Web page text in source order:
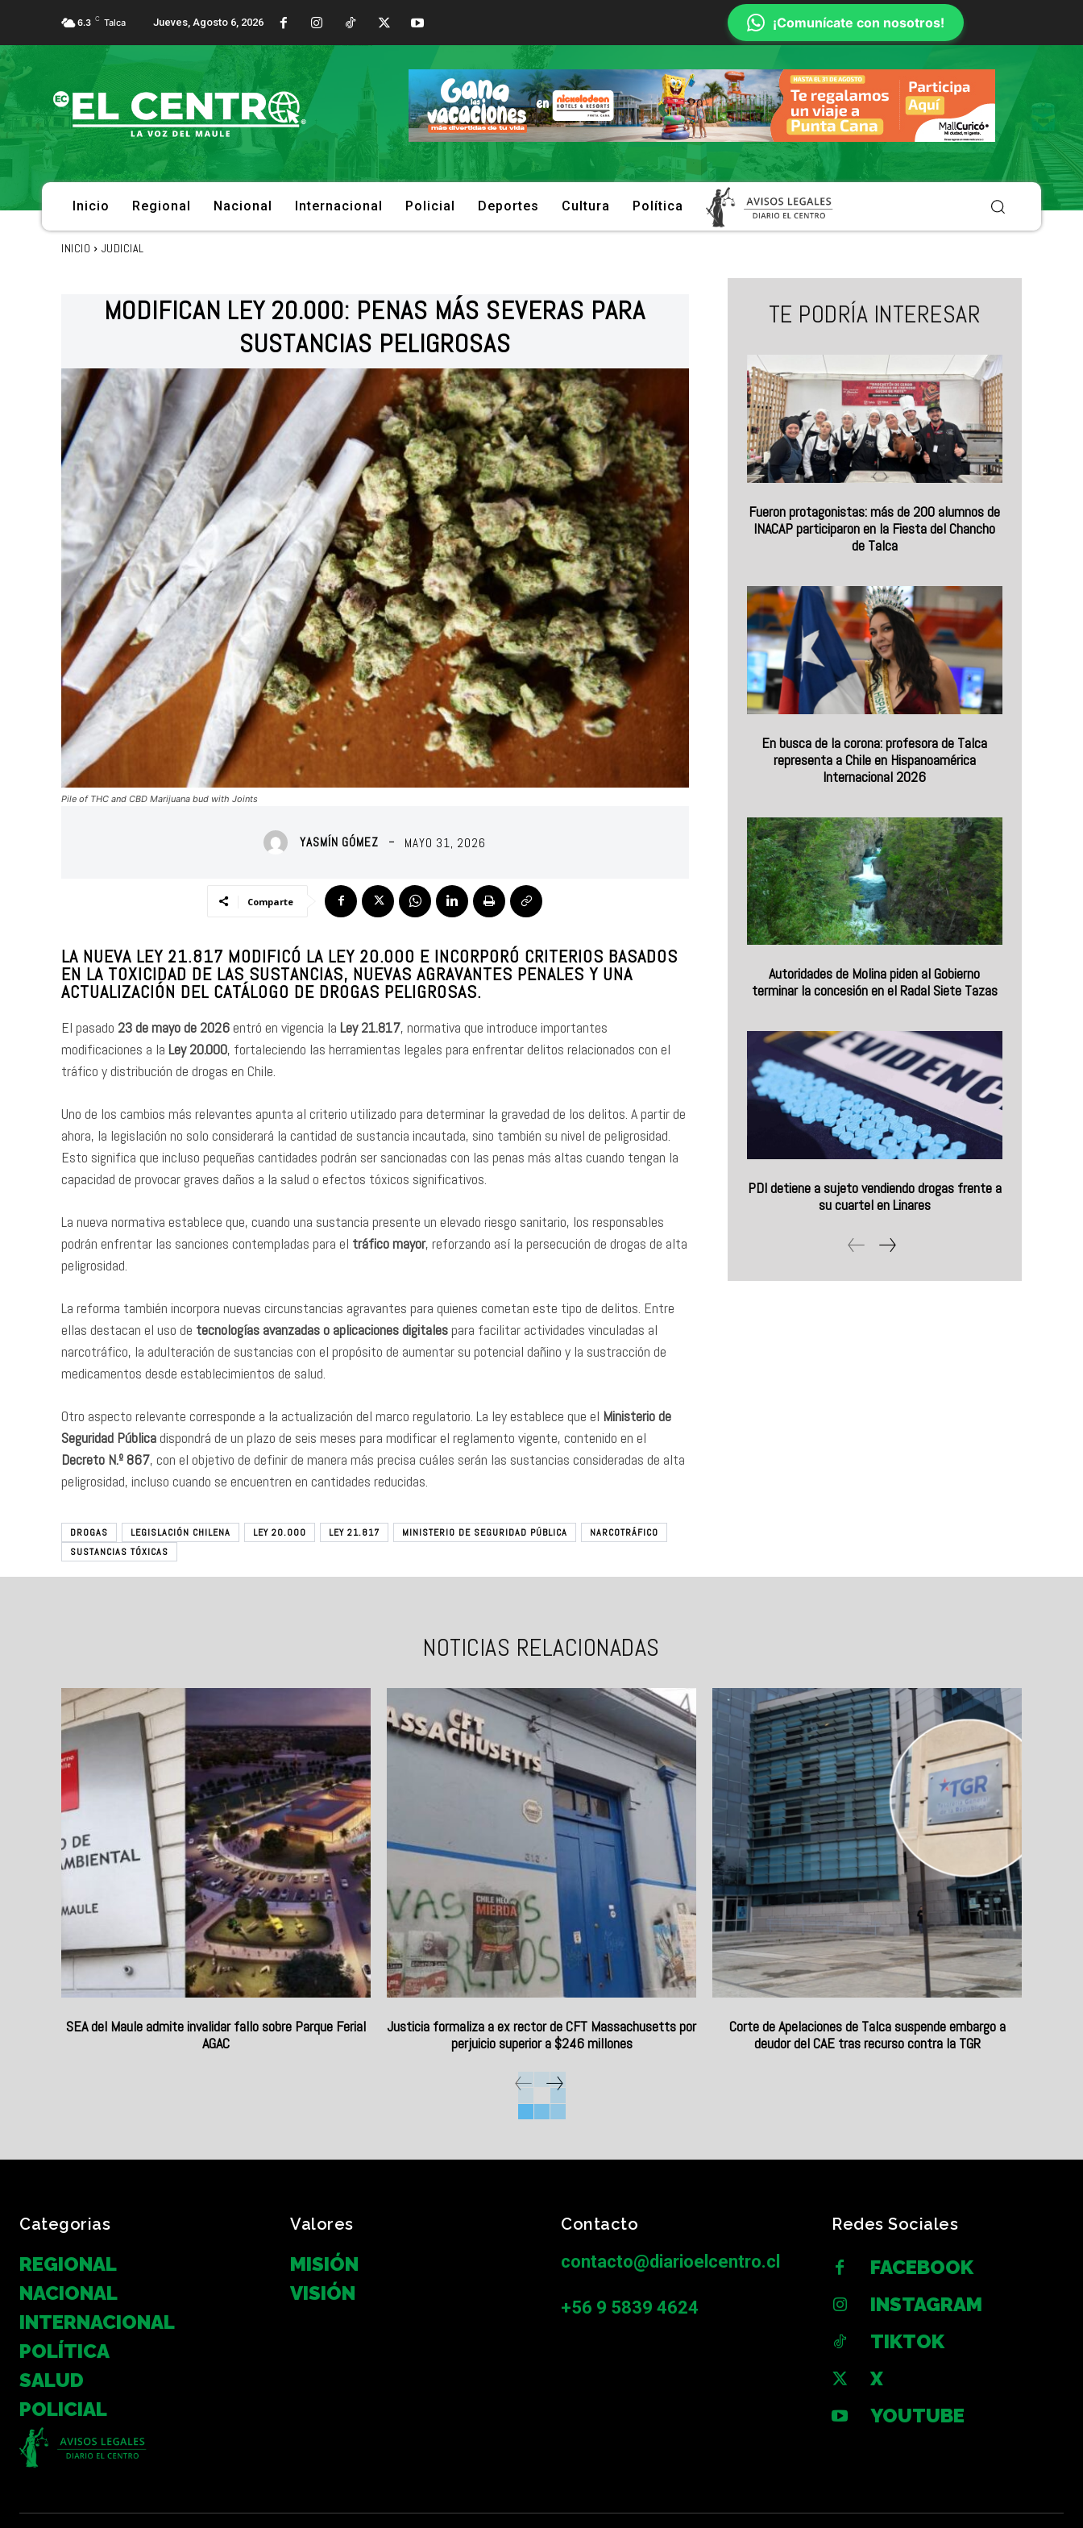
6.3 C Talca Jueves, Agosto 6, 2026 ¡Comunícate con nosotros!
Inicio Regional Nacional Internacional Policial Deportes Cultura Política
INICIO JUDICIAL
MODIFICAN LEY 20.000: PENAS MÁS SEVERAS PARA
SUSTANCIAS PELIGROSAS
Pile of THC and CBD Marijuana bud with Joints
YASMÍN GÓMEZ MAYO 31, 2026
Comparte
LA NUEVA LEY 21.817 MODIFICÓ LA LEY 20.000 E INCORPORÓ CRITERIOS BASADOS
EN LA TOXICIDAD DE LAS SUSTANCIAS, NUEVAS AGRAVANTES PENALES Y UNA
ACTUALIZACIÓN DEL CATÁLOGO DE DROGAS PELIGROSAS.
El pasado 23 de mayo de 2026entró en vigencia la Ley 21.817, normativa que introduce importantes
modificaciones a la Ley 20.000, fortaleciendo las herramientas legales para enfrentar delitos relacionados con el
tráfico y distribución de drogas en Chile.
Uno de los cambios más relevantes apunta al criterio utilizado para determinar la gravedad de los delitos. A partir de
ahora, la legislación no solo considerará la cantidad de sustancia incautada, sino también su nivel de peligrosidad.
Esto significa que incluso pequeñas cantidades podrán ser sancionadas con las penas más altas cuando tengan la
capacidad de provocar graves daños a la salud o efectos tóxicos significativos.
La nueva normativa establece que, cuando una sustancia presente un elevado riesgo sanitario, los responsables
podrán enfrentar las sanciones contempladas para el tráfico mayor, reforzando así la persecución de drogas de alta
peligrosidad.
La reforma también incorpora nuevas circunstancias agravantes para quienes cometan este tipo de delitos. Entre
ellas destacan el uso de tecnologías avanzadas o aplicaciones digitalespara facilitar actividades vinculadas al
narcotráfico, la adulteración de sustancias con el propósito de aumentar su potencial dañino y la sustracción de
medicamentos desde establecimientos de salud.
Otro aspecto relevante corresponde a la actualización del marco regulatorio. La ley establece que el Ministerio de
Seguridad Públicadispondrá de un plazo de seis meses para modificar el reglamento vigente, contenido en el
Decreto N.º 867, con el objetivo de definir de manera más precisa cuáles serán las sustancias consideradas de alta
peligrosidad, incluso cuando se encuentren en cantidades reducidas.
DROGAS LEGISLACIÓN CHILENA LEY 20.000 LEY 21.817 MINISTERIO DE SEGURIDAD PÚBLICA
NARCOTRÁFICO
SUSTANCIAS TÓXICAS
TE PODRÍA INTERESAR
Fueron protagonistas: más de 200 alumnos de
INACAP participaron en la Fiesta del Chancho
de Talca
En busca de la corona: profesora de Talca
representa a Chile en Hispanoamérica
Internacional 2026
Autoridades de Molina piden al Gobierno
terminar la concesión en el Radal Siete Tazas
PDI detiene a sujeto vendiendo drogas frente a
su cuartel en Linares
NOTICIAS RELACIONADAS
SEA del Maule admite invalidar fallo sobre Parque Ferial
AGAC
Justicia formaliza a ex rector de CFT Massachusetts por
perjuicio superior a $246 millones
Corte de Apelaciones de Talca suspende embargo a
deudor del CAE tras recurso contra la TGR
Categorias
REGIONAL
NACIONAL
INTERNACIONAL
POLÍTICA
SALUD
POLICIAL
Valores
MISIÓN
VISIÓN
Contacto
contacto@diarioelcentro.cl
+56 9 5839 4624
Redes Sociales
FACEBOOK
INSTAGRAM
TIKTOK
X
YOUTUBE